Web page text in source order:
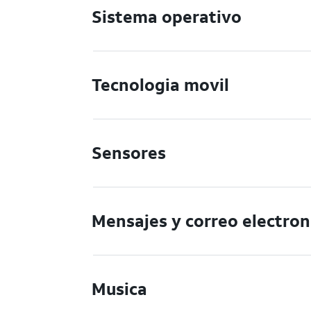
Sistema operativo
Tecnologia movil
Sensores
Mensajes y correo
Musica